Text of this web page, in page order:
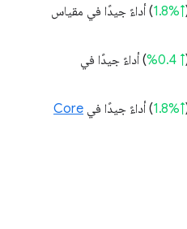
↑%1.8
) أداءً جيدًا في مقياس
↑ 0.4%
) أداءً جيدًا في
↑%1.8 ) أداءً جيدًا في Core